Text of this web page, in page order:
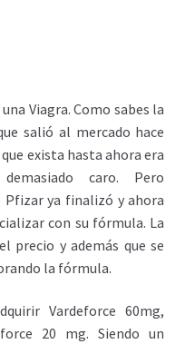
Viagra. Como sabes la
salió al mercado hace
exista hasta ahora era
caro. Pero
ya finalizó y ahora
con su fórmula. La
precio y además que se
la fórmula.
Vardeforce 60mg,
20 mg. Siendo un